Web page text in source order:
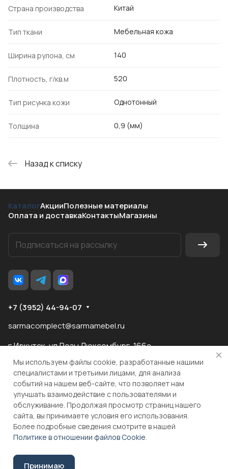
Страна производства Китай
Тип ткани Мебельная кожа
Ширина рулона, см 140
Плотность, г/кв.м 520
Тип рисунка кожи Однотонный
Толщина 0,9 (мм)
Назад к списку
КаталогАкцииПолезные материалы
Оплата и доставкаКонтактыМагазины
+7 (3952) 44-94-07
sarmacomplect@sarmamebel.ru
г.Иркутск, ул.Розы Люксембург, 166а
разработка
и продвижение сайта
© 2026 ООО "МКС" ИНН 3810055324 ОГРН 1083810004860
Мы используем файлы cookie, разработанные нашими
специалистами и третьими лицами, для анализа
событий на нашем веб-сайте, что позволяет нам
улучшать взаимодействие с пользователями и
обслуживание. Продолжая просмотр страниц нашего
сайта, вы принимаете условия его использования.
Более подробные сведения смотрите в нашей
Политике в отношении файлов Cookie.
Принимаю